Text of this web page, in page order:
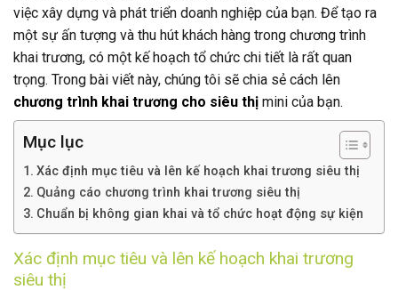
việc xây dựng và phát triển doanh nghiệp của bạn. Để tạo ra
một sự ấn tượng và thu hút khách hàng trong chương trình
khai trương, có một kế hoạch tổ chức chi tiết là rất quan
trọng. Trong bài viết này, chúng tôi sẽ chia sẻ cách lên
chương trình khai trương cho siêu thị mini của bạn.
Mục lục
Xác định mục tiêu và lên kế hoạch khai trương siêu thị
Quảng cáo chương trình khai trương siêu thị
Chuẩn bị không gian khai và tổ chức hoạt động sự kiện
Xác định mục tiêu và lên kế hoạch khai trương
siêu thị